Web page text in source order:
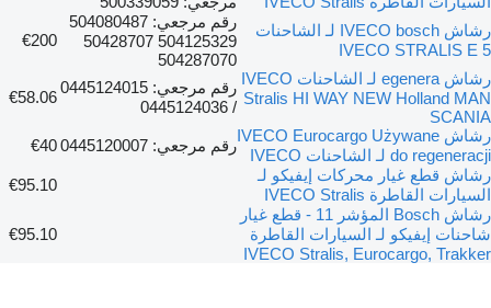
رشاش IVECO bosch لـ الشاحنات
IVECO STRALIS E 5
رقم مرجعي: 504080487
504125329 50428707
504287070
€200
رشاش egenera لـ الشاحنات IVECO
Stralis HI WAY NEW Holland MAN
SCANIA
رقم مرجعي: 0445124015
/ 0445124036
€58.06
رشاش IVECO Eurocargo Używane
do regeneracji لـ الشاحنات IVECO
رقم مرجعي: 0445120007
€40
رشاش قطع غيار محركات إيفيكو لـ
السيارات القاطرة IVECO Stralis
€95.10
رشاش Bosch المؤشر 11 - قطع غيار
شاحنات إيفيكو لـ السيارات القاطرة
IVECO Stralis, Eurocargo, Trakker
€95.10